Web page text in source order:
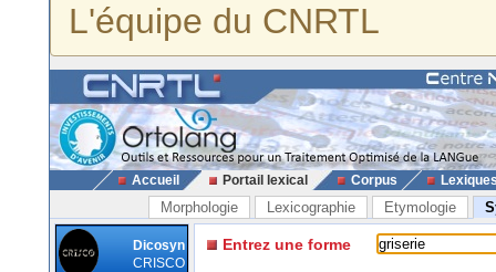
L'équipe du CNRTL
Accueil Portail lexical Corpus
Morphologie Lexicographie Etymologie
Dicosyn
CRISCO
Entrez une forme